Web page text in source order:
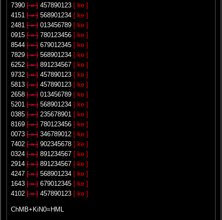
7390 [ » ] 457890123 [ ke ]
4151 [ » ] 568901234 [ ke ]
2481 [ » ] 013456789 [ ke ]
0915 [ » ] 780123456 [ ke ]
8544 [ » ] 679012345 [ ke ]
7829 [ » ] 568901234 [ ke ]
6252 [ » ] 891234567 [ ke ]
9732 [ » ] 457890123 [ ke ]
5813 [ » ] 457890123 [ ke ]
2658 [ » ] 013456789 [ ke ]
5201 [ » ] 568901234 [ ke ]
0385 [ » ] 235678901 [ ke ]
8169 [ » ] 780123456 [ ke ]
0073 [ » ] 346789012 [ ke ]
7402 [ » ] 902345678 [ ke ]
0324 [ » ] 891234567 [ ke ]
2914 [ » ] 891234567 [ ke ]
4247 [ » ] 568901234 [ ke ]
1643 [ » ] 679012345 [ ke ]
4102 [ » ] 457890123 [ ke ]
ChMB+KiN0=HML